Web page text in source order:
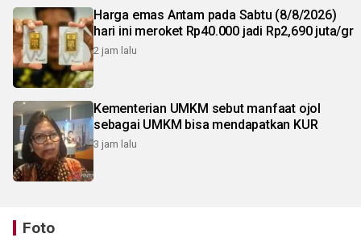
Harga emas Antam pada Sabtu (8/8/2026)
hari ini meroket Rp40.000 jadi Rp2,690 juta/gr
2 jam lalu
Kementerian UMKM sebut manfaat ojol
sebagai UMKM bisa mendapatkan KUR
3 jam lalu
Foto